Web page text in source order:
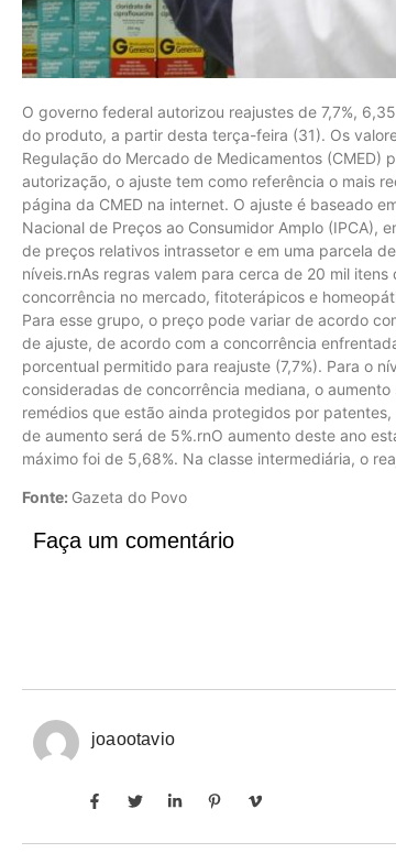
O governo federal autorizou reajustes de 7,7%,
do produto, a partir desta terça-feira (31). Os
Regulação do Mercado de Medicamentos (CMED)
autorização, o ajuste tem como referência o mais
página da CMED na internet. O ajuste é baseado
Nacional de Preços ao Consumidor Amplo
de preços relativos intrassetor e em uma parcela
níveis.rnAs regras valem para cerca de 20 mil
concorrência no mercado, fitoterápicos e
Para esse grupo, o preço pode variar de acordo
de ajuste, de acordo com a concorrência
porcentual permitido para reajuste (7,7%). Para o
consideradas de concorrência mediana, o
remédios que estão ainda protegidos por
de aumento será de 5%.rnO aumento deste ano
máximo foi de 5,68%. Na classe intermediária, o
Fonte: Gazeta do Povo
Faça um comentário
joaootavio